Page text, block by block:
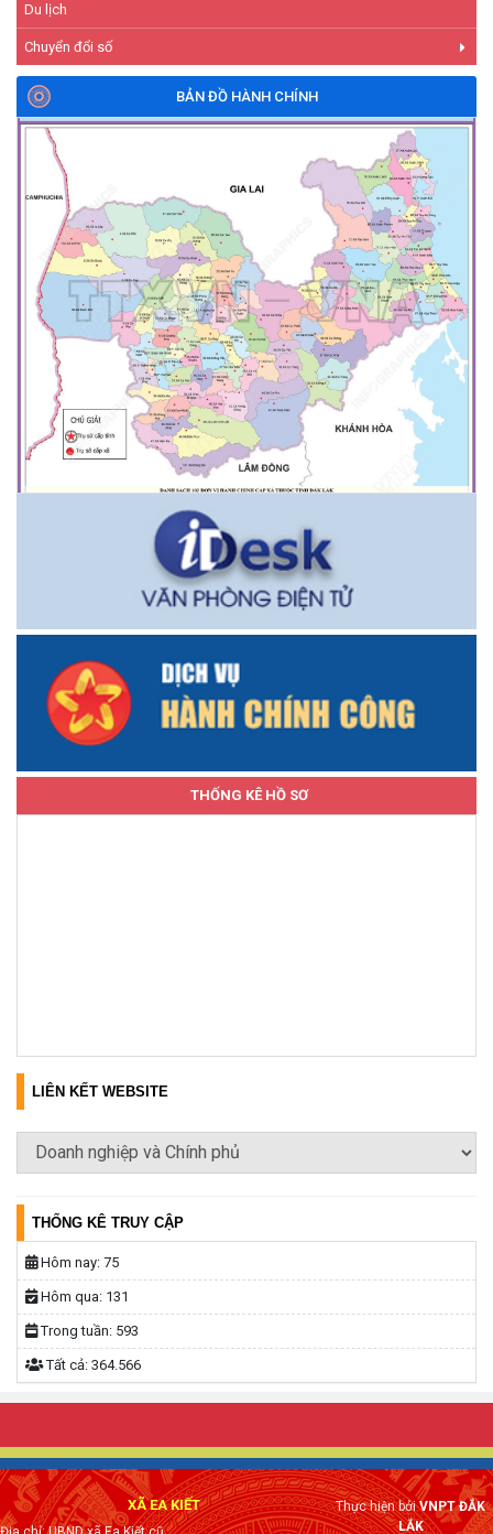
Du lịch
Chuyển đổi số
BẢN ĐỒ HÀNH CHÍNH
THỐNG KÊ HỒ SƠ
LIÊN KẾT WEBSITE
THỐNG KÊ TRUY CẬP
Hôm nay: 75
Hôm qua: 131
Trong tuần: 593
Tất cả: 364.566
XÃ EA KIẾT Thực hiện bởiVNPT ĐẮK
LẮK